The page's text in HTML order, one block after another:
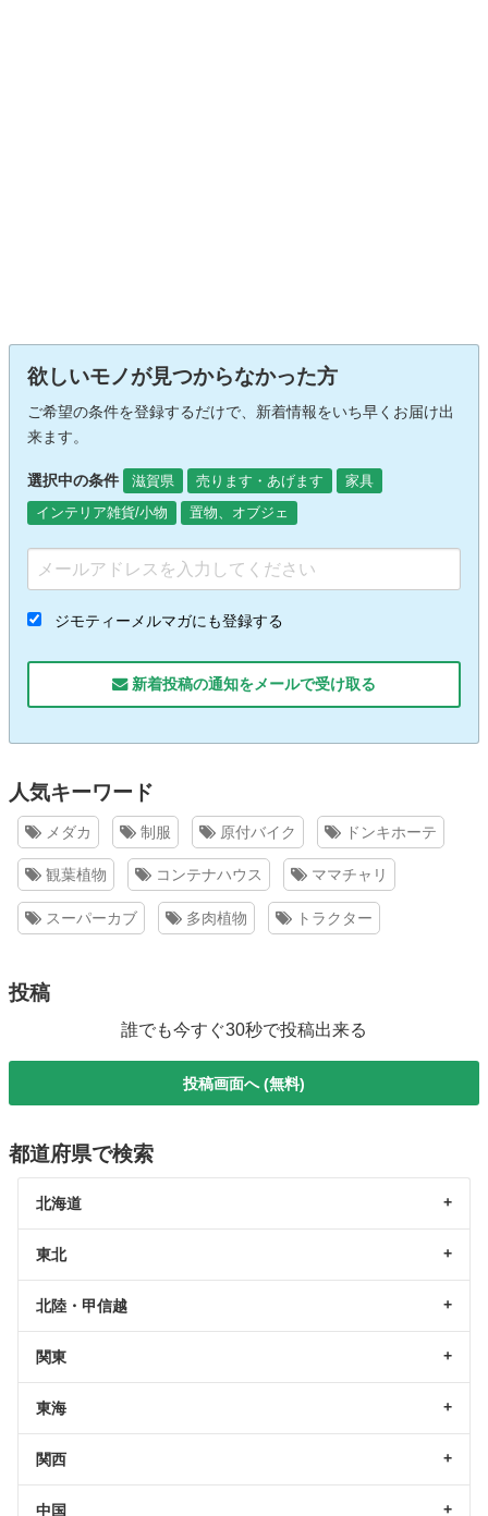
欲しいモノが見つからなかった方
ご希望の条件を登録するだけで、新着情報をいち早くお届け出
来ます。
選択中の条件 滋賀県 売ります・あげます
家具
インテリア雑貨/小物
置物、オブジェ
ジモティーメルマガにも登録する
新着投稿の通知をメールで受け取る
人気キーワード
メダカ 制服 原付バイク ドンキホーテ
観葉植物 コンテナハウス ママチャリ
スーパーカブ 多肉植物 トラクター
投稿
誰でも今すぐ30秒で投稿出来る
投稿画面へ (無料)
都道府県で検索
北海道
東北
北陸・甲信越
関東
東海
関西
中国